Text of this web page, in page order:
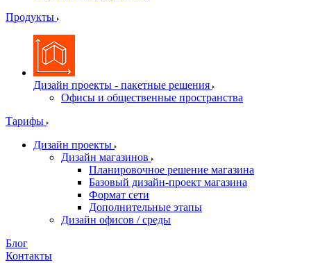
Продукты
Дизайн проекты - пакетные решения
Офисы и общественные пространства
Тарифы
Дизайн проекты
Дизайн магазинов
Планировочное решение магазина
Базовый дизайн-проект магазина
Формат сети
Дополнительные этапы
Дизайн офисов / среды
Блог
Контакты